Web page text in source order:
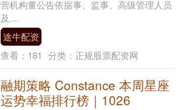
营机构董公告依据事、监事、高级管理人员
及....
途牛配资
查看： 181 分类： 正规股票配资网
融期策略 Constance 本周星座
运势幸福排行榜｜1026